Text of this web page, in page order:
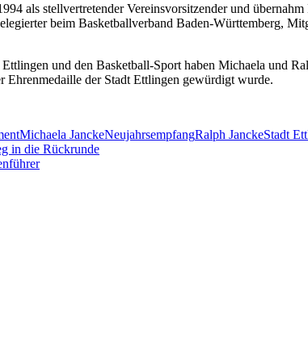
als stellvertretender Vereinsvorsitzender und
beim Basketballverband Baden-Württemberg,
und den Basketball-Sport haben Michaela und
Ehrenmedaille der Stadt Ettlingen gewürdigt wurde.
Michaela JanckeNeujahrsempfangRalph JanckeStadt
in die Rückrunde